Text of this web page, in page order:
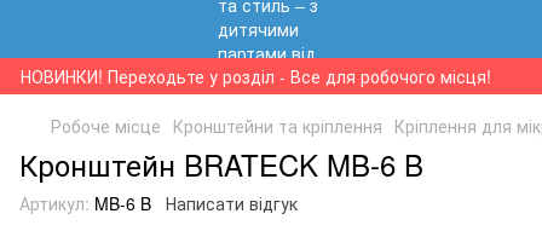
НОВИНКИ! Переходьте у розділ - Все для робочого місця!
Робоче місце Кронштейни та кріплення Кріплення для
Кронштейн BRATECK MB-6 B
Артикул: MB-6 B Написати відгук